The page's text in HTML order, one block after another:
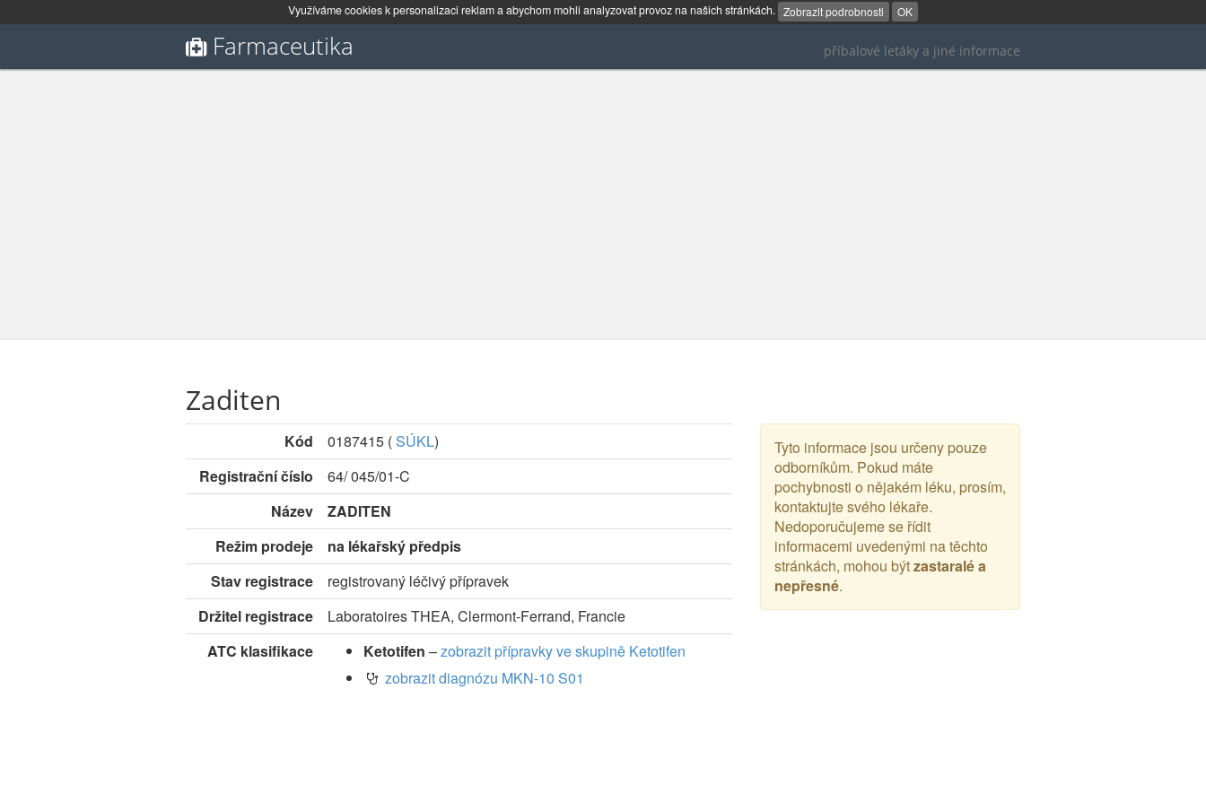
Využíváme cookies k personalizaci reklam a abychom mohli analyzovat provoz na našich stránkách. Zobrazit podrobnosti OK
příbalové letáky a jiné informace
Farmaceutika
Zaditen
Kód 0187415 (SÚKL)
Registrační číslo
64/ 045/01-C
Název
ZADITEN
Režim prodeje
na lékařský předpis
Stav registrace
registrovaný léčivý přípravek
Držitel registrace
Laboratoires THEA, Clermont-Ferrand, Francie
ATC klasifikace
Ketotifen –zobrazit přípravky ve skupině Ketotifen
zobrazit diagnózu MKN-10 S01
Tyto informace jsou určeny pouze
odborníkům. Pokud máte
pochybnosti o nějakém léku, prosím,
kontaktujte svého lékaře.
Nedoporučujeme se řídit
informacemi uvedenými na těchto
stránkách, mohou býtzastaralé a
nepřesné.